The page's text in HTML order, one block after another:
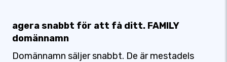
agera snabbt för att få ditt. FAMILY
domännamn
Domännamn säljer snabbt. De är mestadels